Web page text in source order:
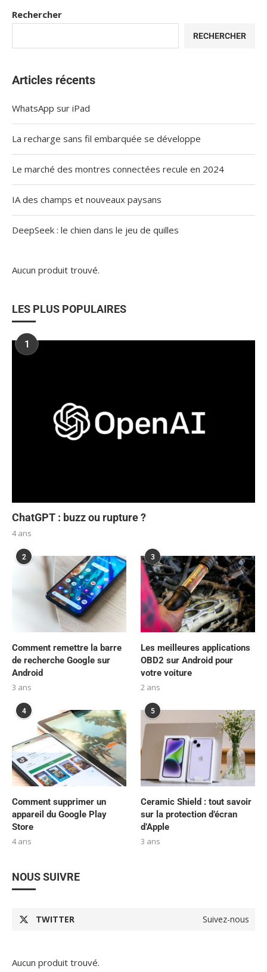
Rechercher
RECHERCHER
Articles récents
WhatsApp sur iPad
La recharge sans fil embarquée se développe
Le marché des montres connectées recule en 2024
IA des champs et nouveaux paysans
DeepSeek : le chien dans le jeu de quilles
Aucun produit trouvé.
LES PLUS POPULAIRES
1
ChatGPT : buzz ou rupture ?
4 ans
2
Comment remettre la barre
de recherche Google sur
Android
3 ans
3
Les meilleures applications
OBD2 sur Android pour
votre voiture
2 ans
4
Comment supprimer un
appareil du Google Play
Store
4 ans
5
Ceramic Shield : tout savoir
sur la protection d’écran
d’Apple
3 ans
NOUS SUIVRE
TWITTER Suivez-nous
Aucun produit trouvé.